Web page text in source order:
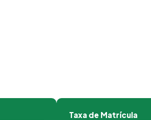
Taxa de Matrícula